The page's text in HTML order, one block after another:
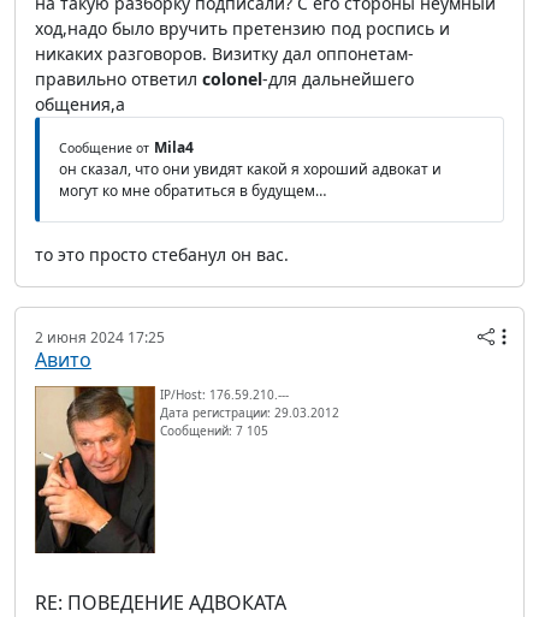
ход,надо было вручить претензию под роспись и
никаких разговоров. Визитку дал оппонетам-
правильно ответил colonel-для дальнейшего
общения,а
Сообщение от Mila4
он сказал, что они увидят какой я хороший адвокат и
могут ко мне обратиться в будущем…
то это просто стебанул он вас.
2 июня 2024 17:25
Авито
IP/Host: 176.59.210.---
Дата регистрации: 29.03.2012
Сообщений: 7 105
RE: ПОВЕДЕНИЕ АДВОКАТА